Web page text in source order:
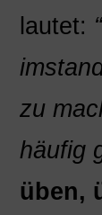
lautet:
zu
häufig
üben,